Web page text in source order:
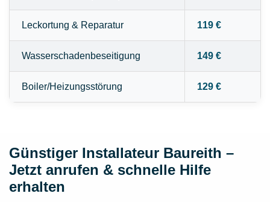
Leckortung & Reparatur 119 €
Wasserschadenbeseitigung 149 €
Boiler/Heizungsstörung 129 €
Günstiger Installateur Baureith –
Jetzt anrufen & schnelle Hilfe
erhalten